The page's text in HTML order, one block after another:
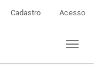
Cadastro Acesso
Toggle